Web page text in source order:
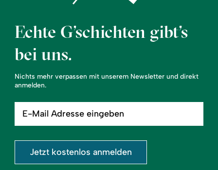
Echte G’schichten gibt’s
bei uns.
Nichts mehr verpassen mit unserem Newsletter und direkt
anmelden.
Mail
eingeben
Jetzt kostenlos anmelden